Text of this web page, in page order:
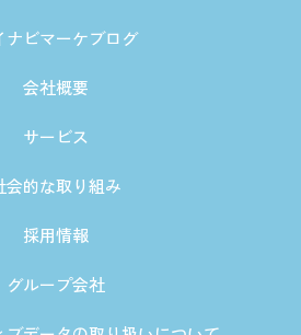
ナビマーケブログ
会社概要
サービス
会的な取り組み
採用情報
グループ会社